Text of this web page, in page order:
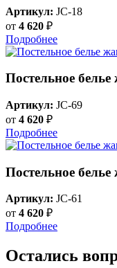
Артикул: JC-18
от 4 620 ₽
Подробнее
Постельное
Артикул: JC-69
от 4 620 ₽
Подробнее
Постельное
Артикул: JC-61
от 4 620 ₽
Подробнее
Остались